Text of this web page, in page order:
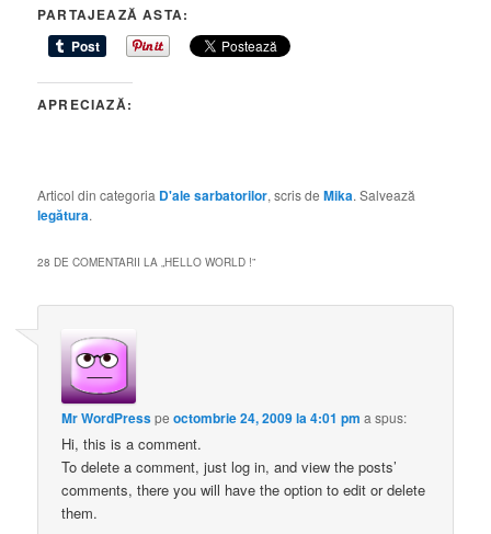
PARTAJEAZĂ ASTA:
APRECIAZĂ:
Articol din categoria D'ale sarbatorilor, scris deMika. Salvează
legătura.
28 DE COMENTARII LA „HELLO WORLD !”
Mr WordPresspeoctombrie 24, 2009 la 4:01 pm a spus:
Hi, this is a comment.
To delete a comment, just log in, and view the posts’
comments, there you will have the option to edit or delete
them.